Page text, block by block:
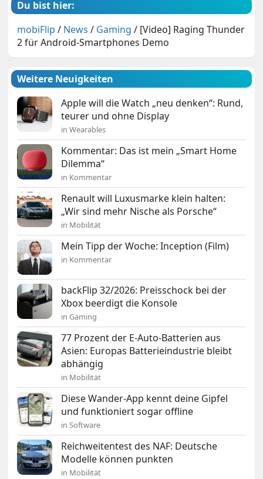
Du bist hier:
mobiFlip / News / Gaming / [Video] Raging Thunder
2 für Android-Smartphones Demo
Weitere Neuigkeiten
Apple will die Watch „neu denken“: Rund,
teurer und ohne Display
in Wearables
Kommentar: Das ist mein „Smart Home
Dilemma“
in Kommentar
Renault will Luxusmarke klein halten:
„Wir sind mehr Nische als Porsche“
in Mobilität
Mein Tipp der Woche: Inception (Film)
in Kommentar
backFlip 32/2026: Preisschock bei der
Xbox beerdigt die Konsole
in Gaming
77 Prozent der E-Auto-Batterien aus
Asien: Europas Batterieindustrie bleibt
abhängig
in Mobilität
Diese Wander-App kennt deine Gipfel
und funktioniert sogar offline
in Software
Reichweitentest des NAF: Deutsche
Modelle können punkten
in Mobilität